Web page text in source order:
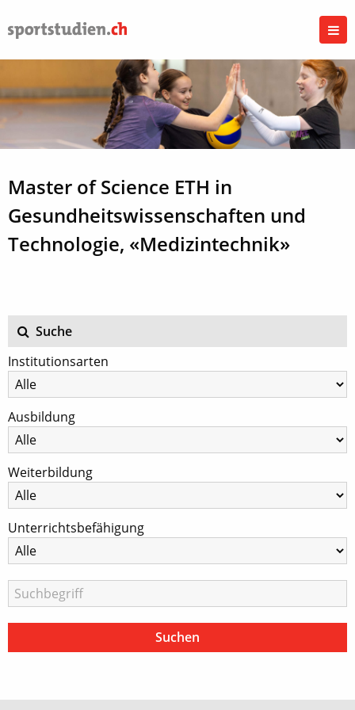
Master of Science ETH in
Gesundheitswissenschaften und
Technologie, «Medizintechnik»
Suche
Institutionsarten
Ausbildung
Weiterbildung
Unterrichtsbefähigung